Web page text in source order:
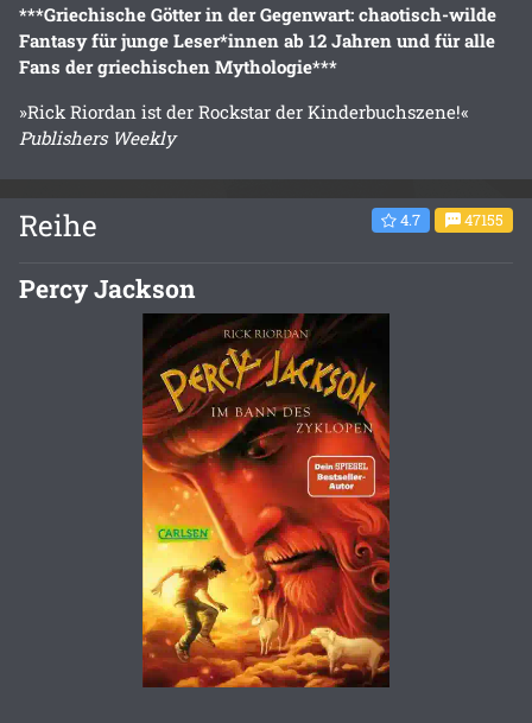
***Griechische Götter in der Gegenwart: chaotisch-wilde
Fantasy für junge Leser*innen ab 12 Jahren und für alle
Fans der griechischen Mythologie***
»Rick Riordan ist der Rockstar der Kinderbuchszene!«
Publishers Weekly
Reihe 4.7 47155
Percy Jackson